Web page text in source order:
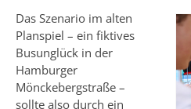
Das Szenario im alten
Planspiel – ein fiktives
Busunglück in der
Hamburger
Mönckebergstraße –
sollte also durch ein